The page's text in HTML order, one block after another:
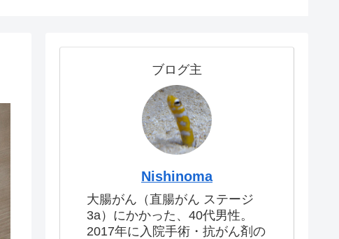
ブログ主
Nishinoma
大腸がん（直腸がん ステージ
3a）にかかった、40代男性。
2017年に入院手術・抗がん剤の